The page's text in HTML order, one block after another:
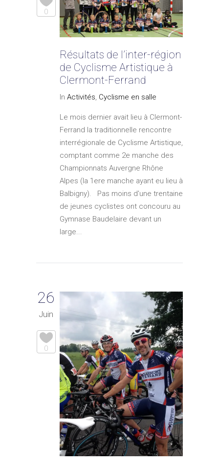
0
Résultats de l’inter-région
de Cyclisme Artistique à
Clermont-Ferrand
In Activités, Cyclisme en salle
Le mois dernier avait lieu à Clermont-
Ferrand la traditionnelle rencontre
interrégionale de Cyclisme Artistique,
comptant comme 2e manche des
Championnats Auvergne Rhône
Alpes (la 1ere manche ayant eu lieu à
Balbigny). Pas moins d'une trentaine
de jeunes cyclistes ont concouru au
Gymnase Baudelaire devant un
large...
26
Juin
0